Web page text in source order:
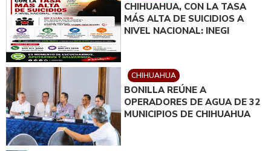
CHIHUAHUA, CON LA TASA
MÁS ALTA DE SUICIDIOS A
NIVEL NACIONAL: INEGI
CHIHUAHUA
BONILLA REÚNE A
OPERADORES DE AGUA DE 32
MUNICIPIOS DE CHIHUAHUA